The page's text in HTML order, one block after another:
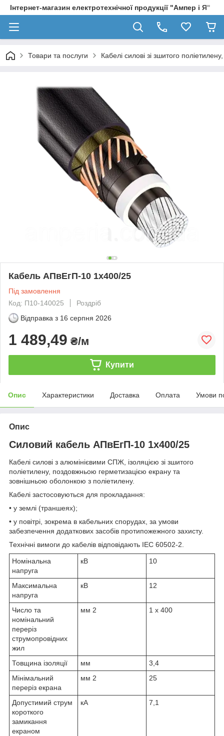
Інтернет-магазин електротехнічної продукції "Ампер і Я"
Товари та послуги Кабелі силові зі зшитого
Кабель АПвЕгП-10 1х400/25
Під замовлення
Код: П10-140025
Роздріб
Відправка з 16 серпня 2026
1 489,49 ₴/м
Купити
Опис Характеристики Доставка Оплата Умови
Опис
Силовий кабель АПвЕгП-10 1х400/25
Кабелі силові з алюмінієвими СПЖ, ізоляцією зі зшитого
поліетилену, поздовжньою герметизацією екрану та
зовнішньою оболонкою з поліетилену.
Кабелі застосовуються для прокладання:
• у землі (траншеях);
• у повітрі, зокрема в кабельних спорудах, за умови
забезпечення додаткових засобів протипожежного захисту.
Технічні вимоги до кабелів відповідають IEC 60502-2.
Номінальна
напруга
кВ 10
Максимальна
напруга
кВ 12
Число та
номінальний
переріз
струмопровідних
жил
мм 2 1 x 400
Товщина ізоляції мм
3,4
Мінімальний
переріз екрана
мм 2 25
Допустимий струм
короткого
замикання
екраном
кА 7,1